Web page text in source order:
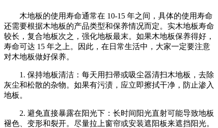
木地板的使用寿命通常在 10-15 年之间，具体的使用寿命
还需要根据木地板的产品类型和保养情况而定。实木地板寿命
较长，复合地板次之，强化地板最末。如果木地板保养得好，
寿命可达 15 年之上。因此，在日常生活中，大家一定要注意
对木地板做好保养。
1. 保持地板清洁：每天用扫帚或吸尘器清扫木地板，去除
灰尘和松散的杂物。如果有污渍，应立即擦拭干净，防止渗入
地板。
2. 避免直接暴露在阳光下：长时间阳光直射可能导致地板
褪色、变形和裂开。尽量拉上窗帘或安装遮阳板来遮挡阳光。